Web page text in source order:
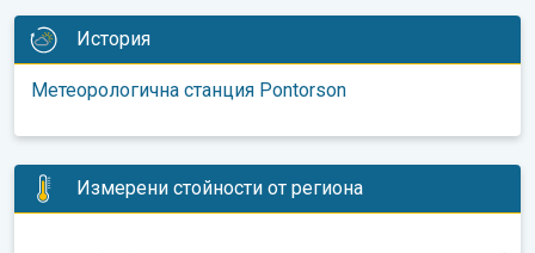
История
Метеорологична станция Pontorson
Измерени стойности от региона